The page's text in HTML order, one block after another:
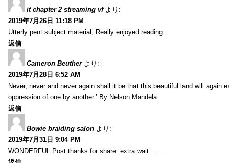
it chapter 2 streaming vf より:
2019年7月26日 11:18 PM
Utterly pent subject material, Really enjoyed reading.
返信
Cameron Beuther より:
2019年7月28日 6:52 AM
Never, never and never again shall it be that this beautiful land will again
oppression of one by another.’ By Nelson Mandela
返信
Bowie braiding salon より:
2019年7月31日 9:04 PM
WONDERFUL Post.thanks for share..extra wait .. …